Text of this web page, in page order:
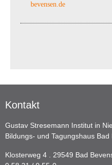
bevensen.de
Kontakt
Gustav Stresemann Institut in
Bildungs- und Tagungshaus Bad
Klosterweg 4 . 29549 Bad